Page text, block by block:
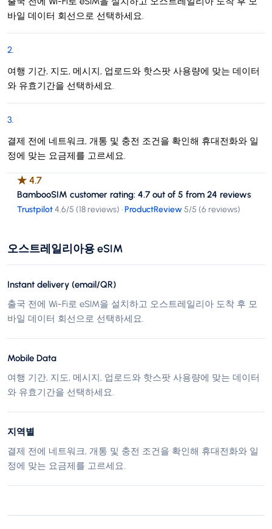
바일 데이터 회선으로 선택하세요.
2.
여행 기간, 지도, 메시지, 업로드와 핫스팟 사용량에 맞는 데이터
와 유효기간을 선택하세요.
3.
결제 전에 네트워크, 개통 및 충전 조건을 확인해 휴대전화와 일
정에 맞는 요금제를 고르세요.
★ 4.7
BambooSIM customer rating: 4.7 out of 5 from 24 reviews
Trustpilot4.6/5 (18 reviews) ·ProductReview5/5 (6 reviews)
오스트레일리아용 eSIM
Instant delivery (email/QR)
출국 전에 Wi-Fi로 eSIM을 설치하고 오스트레일리아 도착 후 모
바일 데이터 회선으로 선택하세요.
Mobile Data
여행 기간, 지도, 메시지, 업로드와 핫스팟 사용량에 맞는 데이터
와 유효기간을 선택하세요.
지역별
결제 전에 네트워크, 개통 및 충전 조건을 확인해 휴대전화와 일
정에 맞는 요금제를 고르세요.